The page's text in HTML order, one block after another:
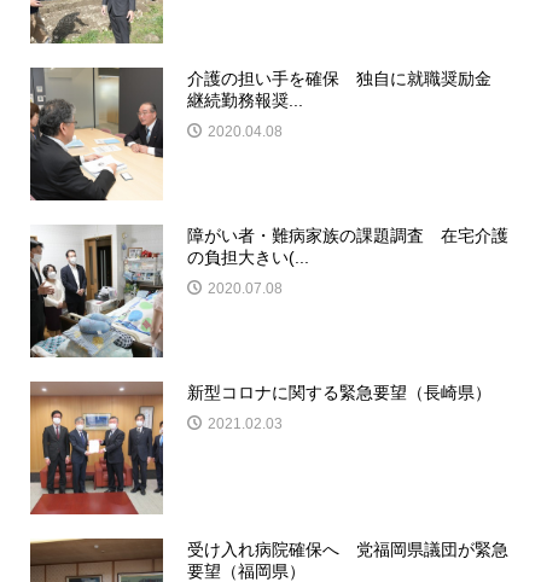
介護の担い手を確保 独自に就職奨励金
継続勤務報奨...
2020.04.08
障がい者・難病家族の課題調査 在宅介護
の負担大きい(...
2020.07.08
新型コロナに関する緊急要望（長崎県）
2021.02.03
受け入れ病院確保へ 党福岡県議団が緊急
要望（福岡県）